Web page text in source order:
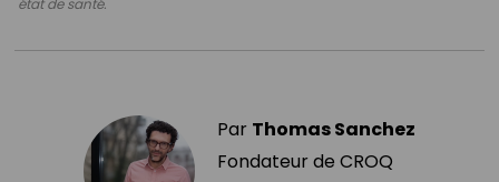
Par Thomas Sanchez
Fondateur de CROQ